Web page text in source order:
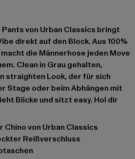
von Urban Classics bringt
direkt auf den Block. Aus 100%
die Männerhose jeden Move
Clean in Grau gehalten,
straighten Look, der für sich
Stage oder beim Abhängen mit
Blicke und sitzt easy. Hol dir
Chino von Urban Classics
Reißverschluss